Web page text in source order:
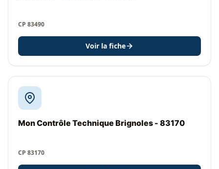
CP 83490
Voir la fiche
Mon Contrôle Technique Brignoles - 83170
CP 83170